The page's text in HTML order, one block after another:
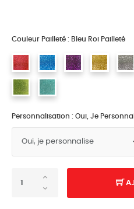
Couleur Pailleté : Bleu Roi Pailleté
Personnalisation : Oui, Je